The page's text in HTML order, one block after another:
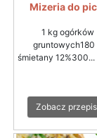
Mizeria do
1 kg ogórków
gruntowych180
śmietany 12%300...
Zobacz